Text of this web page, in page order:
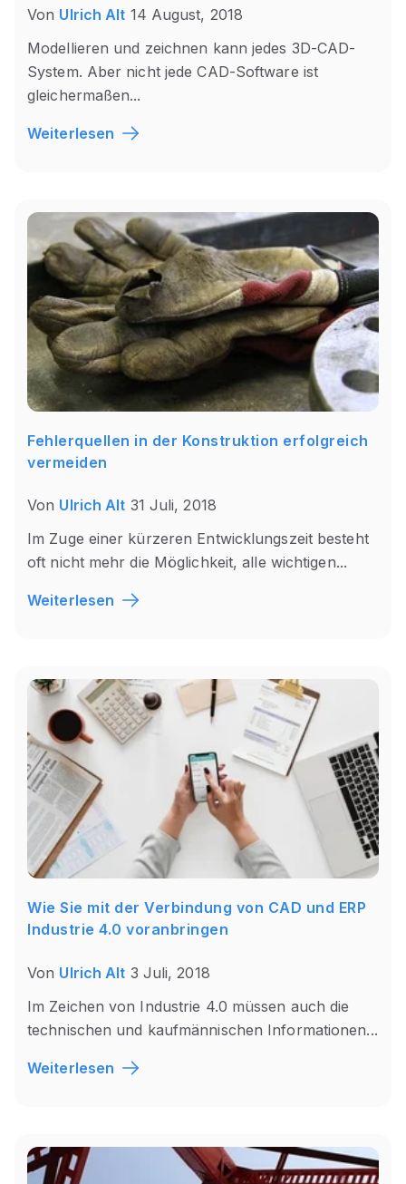
Von Ulrich Alt 14 August, 2018
Modellieren und zeichnen kann jedes 3D-CAD-
System. Aber nicht jede CAD-Software ist
gleichermaßen...
Weiterlesen
Fehlerquellen in der Konstruktion erfolgreich
vermeiden
Von Ulrich Alt 31 Juli, 2018
Im Zuge einer kürzeren Entwicklungszeit besteht
oft nicht mehr die Möglichkeit, alle wichtigen...
Weiterlesen
Wie Sie mit der Verbindung von CAD und ERP
Industrie 4.0 voranbringen
Von Ulrich Alt 3 Juli, 2018
Im Zeichen von Industrie 4.0 müssen auch die
technischen und kaufmännischen Informationen...
Weiterlesen